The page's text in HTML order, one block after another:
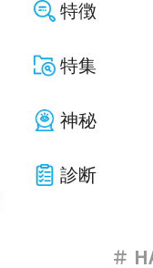
特徴
特集
神秘
診断